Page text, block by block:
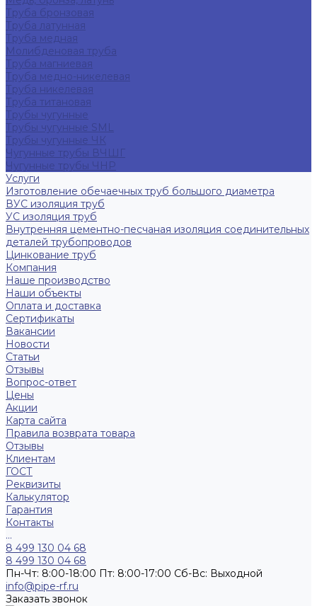
Труба бронзовая
Труба латунная
Труба медная
Молибденовая труба
Труба магниевая
Труба медно-никелевая
Труба никелевая
Труба титановая
Трубы чугунные
Трубы чугунные SML
Трубы чугунные ЧК
Чугунные трубы ВЧШГ
Чугунные трубы ЧНР
Услуги
Изготовление обечаечных труб большого диаметра
ВУС изоляция труб
УС изоляция труб
Внутренняя цементно-песчаная изоляция соединительных
деталей трубопроводов
Цинкование труб
Компания
Наше производство
Наши объекты
Оплата и доставка
Сертификаты
Вакансии
Новости
Статьи
Отзывы
Вопрос-ответ
Цены
Акции
Карта сайта
Правила возврата товара
Отзывы
Клиентам
ГОСТ
Реквизиты
Калькулятор
Гарантия
Контакты
...
8 499 130 04 68
8 499 130 04 68
Пн-Чт: 8:00-18:00 Пт: 8:00-17:00 Сб-Вс: Выходной
info@pipe-rf.ru
Заказать звонок